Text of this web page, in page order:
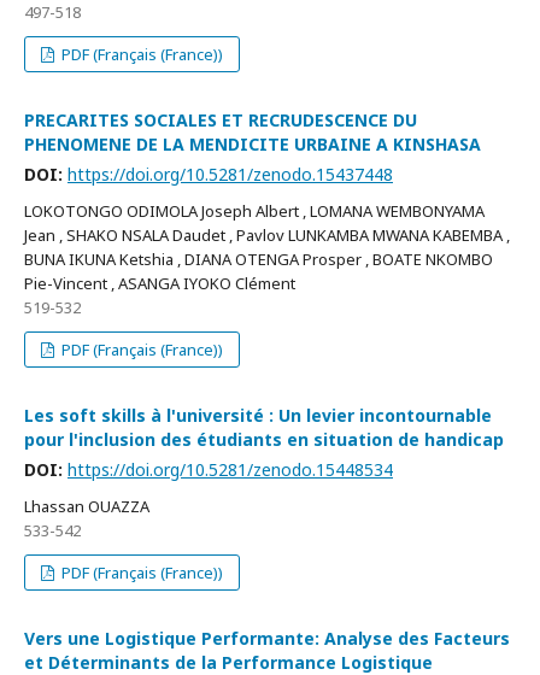
497-518
PDF (Français (France))
PRECARITES SOCIALES ET RECRUDESCENCE DU
PHENOMENE DE LA MENDICITE URBAINE A KINSHASA
DOI: https://doi.org/10.5281/zenodo.15437448
LOKOTONGO ODIMOLA Joseph Albert , LOMANA WEMBONYAMA
Jean , SHAKO NSALA Daudet , Pavlov LUNKAMBA MWANA KABEMBA ,
BUNA IKUNA Ketshia , DIANA OTENGA Prosper , BOATE NKOMBO
Pie-Vincent , ASANGA IYOKO Clément
519-532
PDF (Français (France))
Les soft skills à l'université : Un levier incontournable
pour l'inclusion des étudiants en situation de handicap
DOI: https://doi.org/10.5281/zenodo.15448534
Lhassan OUAZZA
533-542
PDF (Français (France))
Vers une Logistique Performante: Analyse des Facteurs
et Déterminants de la Performance Logistique